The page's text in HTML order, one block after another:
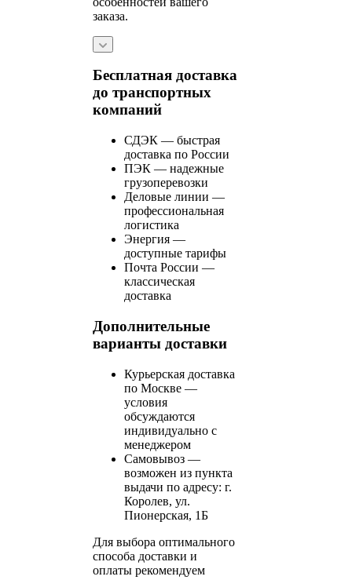
заказа.
Бесплатная доставка
до транспортных
компаний
СДЭК — быстрая
доставка по России
ПЭК — надежные
грузоперевозки
Деловые линии —
профессиональная
логистика
Энергия —
доступные тарифы
Почта России —
классическая
доставка
Дополнительные
варианты доставки
Курьерская доставка
по Москве —
условия
обсуждаются
индивидуально с
менеджером
Самовывоз —
возможен из пункта
выдачи по адресу: г.
Королев, ул.
Пионерская, 1Б
Для выбора оптимального
способа доставки и
оплаты рекомендуем